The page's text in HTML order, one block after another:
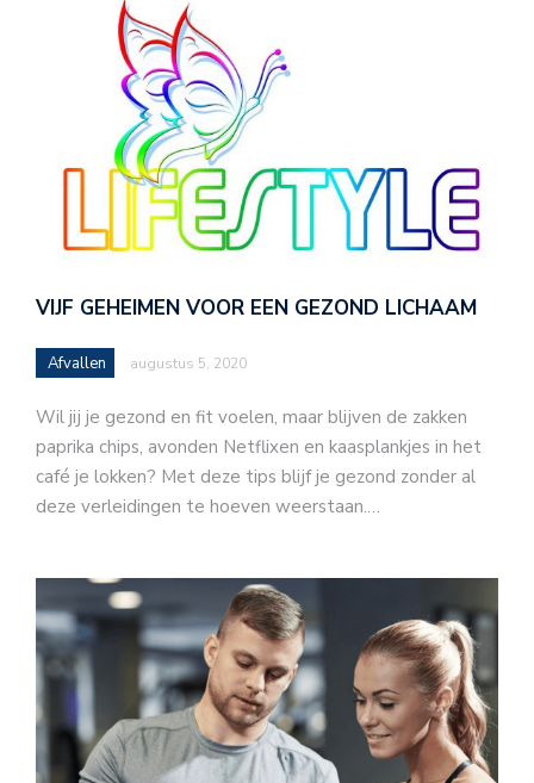
VIJF GEHEIMEN VOOR EEN GEZOND LICHAAM
Afvallen augustus 5, 2020
Wil jij je gezond en fit voelen, maar blijven de zakken
paprika chips, avonden Netflixen en kaasplankjes in het
café je lokken? Met deze tips blijf je gezond zonder al
deze verleidingen te hoeven weerstaan.…